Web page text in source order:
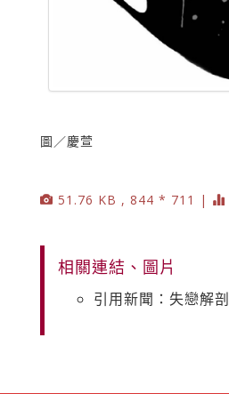
圖／慶萱
51.76 KB , 844 * 711 |
相關連結、圖片
引用新聞：失戀解剖